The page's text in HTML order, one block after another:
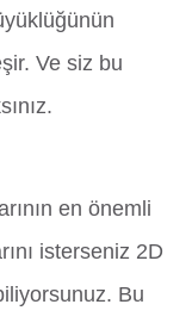
Ve siz bu
en önemli
isterseniz 2D
Bu